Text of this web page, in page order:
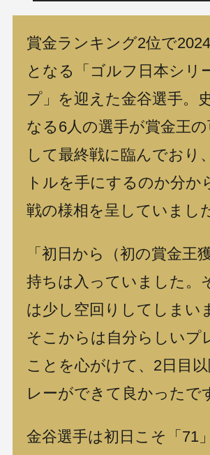
賞金ランキング2位で
となる「ゴルフ日本シリ
プ」を迎えた金谷選手。
なる6人の選手が賞金王
して最終戦に臨んでおり
トルを手にするのか分か
戦の様相を呈していまし
「初日から（初の賞金王
持ちは入っていました。
は少し空回りしてしまい
そこからは自分らしいプ
ことを心がけて、2日目
レーができて良かったで
金谷選手は初日こそ「71